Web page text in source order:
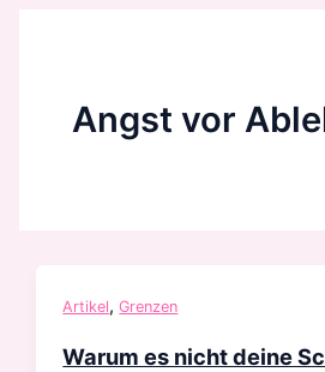
Angst vor
Artikel,Grenzen
Warum es nicht deine